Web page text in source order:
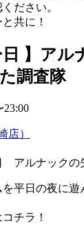
ださい。
共に！
日 】アル
調査隊
23:00
店）
平日の夜に遊
チラ！